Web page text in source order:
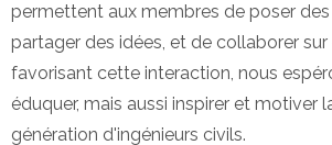
permettent aux membres de poser
partager des idées, et de collaborer sur
favorisant cette interaction, nous
éduquer, mais aussi inspirer et motiver
génération d'ingénieurs civils.